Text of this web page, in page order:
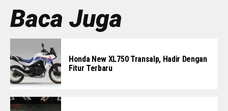
Baca Juga
Honda New XL750 Transalp, Hadir Dengan
Fitur Terbaru